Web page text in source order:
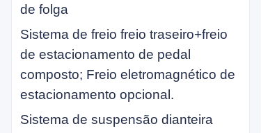
de folga
Sistema de freio freio traseiro+freio
de estacionamento de pedal
composto; Freio eletromagnético de
estacionamento opcional.
Sistema de suspensão dianteira